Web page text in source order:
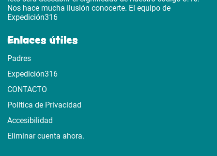
Nos hace mucha ilusión conocerte. El equipo de
Expedición316
Enlaces útiles
Padres
Expedición316
CONTACTO
Política de Privacidad
Accesibilidad
Eliminar cuenta ahora.